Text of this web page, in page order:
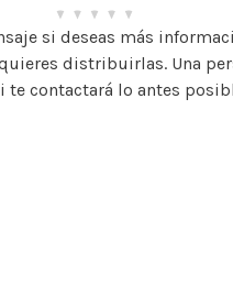
si deseas más
distribuirlas. Una
te contactará lo antes